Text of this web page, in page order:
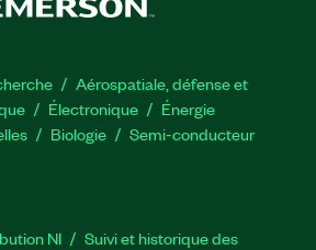
Aérospatiale, défense et
Électronique
Énergie​
Biologie
Semi-conducteur
NI
Suivi et historique des